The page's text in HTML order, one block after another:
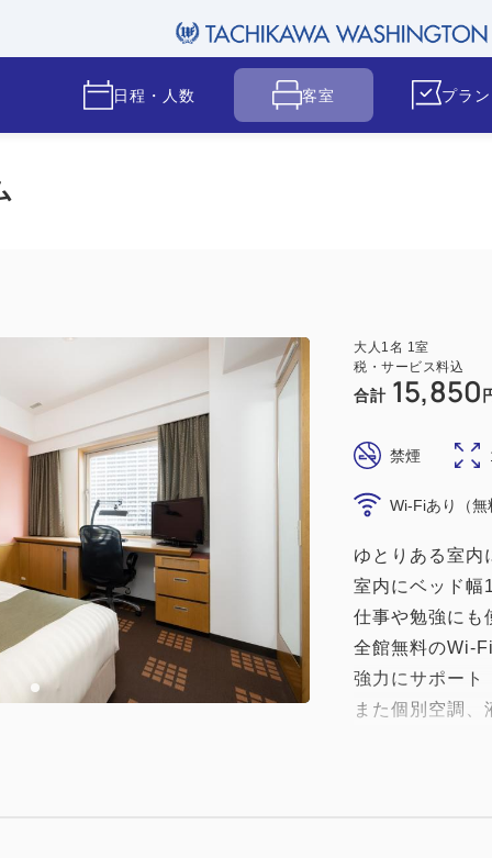
日程・人数 客室 プラン
大人 1名 1室
税・サービス料込
合計 15,850
禁煙
Wi-Fiあり（無
ゆとりある室内
室内にベッド幅
仕事や勉強にも
全館無料のWi-
強力にサポート
また個別空調、
安心、快適に